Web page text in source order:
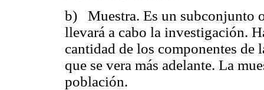
b) Muestra. Es un subconjunto
llevará a cabo la investigación.
cantidad de los componentes
que se vera más adelante. La
población.